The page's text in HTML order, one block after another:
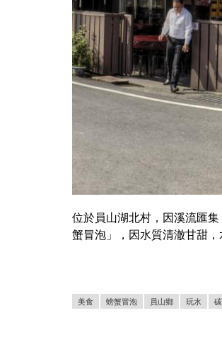
位於員山湖北村，因溪流匯
蟹冒泡」，因水質清澈甘甜
美食 螃蟹冒泡 員山鄉 玩水